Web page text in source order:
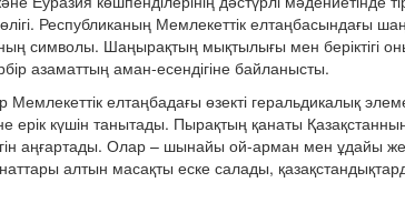
Республиканың Мемлекеттік елтаңбасындағы
символы. Шаңырақтың мықтылығы мен беріктігі
азаматтың аман-есендігіне байланысты.
Мемлекеттік елтаңбадағы өзекті геральдикалық
ерік күшін танытады. Пырақтың қанаты
аңғартады. Олар – шынайы ой-арман мен ұдайы
алтын масақты еске салады,